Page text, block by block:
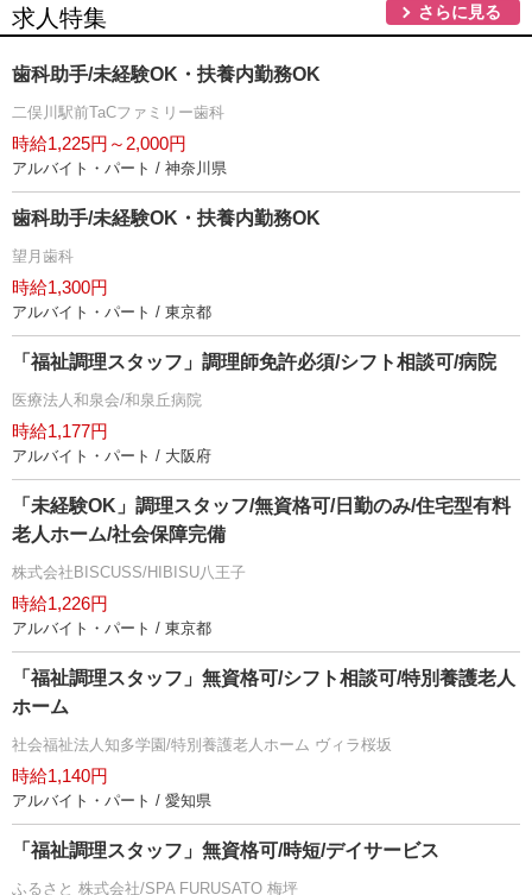
求人特集 さらに見る
歯科助手/未経験OK・扶養内勤務OK
二俣川駅前TaCファミリー歯科
時給1,225円～2,000円
アルバイト・パート / 神奈川県
歯科助手/未経験OK・扶養内勤務OK
望月歯科
時給1,300円
アルバイト・パート / 東京都
「福祉調理スタッフ」調理師免許必須/シフト相談可/病院
医療法人和泉会/和泉丘病院
時給1,177円
アルバイト・パート / 大阪府
「未経験OK」調理スタッフ/無資格可/日勤のみ/住宅型有料
老人ホーム/社会保障完備
株式会社BISCUSS/HIBISU八王子
時給1,226円
アルバイト・パート / 東京都
「福祉調理スタッフ」無資格可/シフト相談可/特別養護老人
ホーム
社会福祉法人知多学園/特別養護老人ホーム ヴィラ桜坂
時給1,140円
アルバイト・パート / 愛知県
「福祉調理スタッフ」無資格可/時短/デイサービス
ふるさと 株式会社/SPA FURUSATO 梅坪